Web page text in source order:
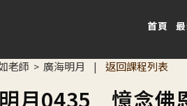
首頁
老師 > 廣海明月 | 返回課程列表
月0435 憶念佛